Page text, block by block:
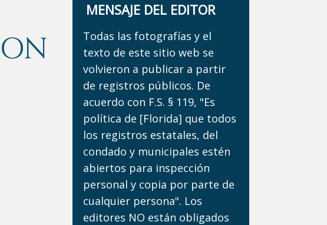
MENSAJE DEL EDITOR
Todas las fotografías y el
texto de este sitio web se
volvieron a publicar a partir
de registros públicos. De
acuerdo con F.S. § 119, "Es
política de [Florida] que todos
los registros estatales, del
condado y municipales estén
abiertos para inspección
personal y copia por parte de
cualquier persona". Los
editores NO están obligados